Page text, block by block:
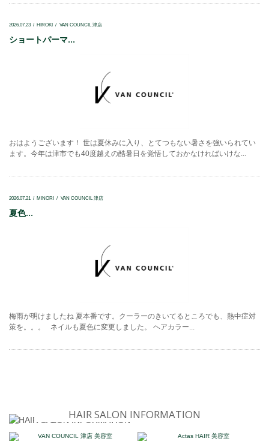
2026.07.23 HIROKI VAN COUNCIL 津店
ショートパーマ...
おはようございます！ 世は夏休みに入り、とてつもない暑さを強いられてい
ます。今年は津市でも40度越えの酷暑日を覚悟しておかなければいけな...
2026.07.21 MINORI VAN COUNCIL 津店
夏色...
梅雨が明けましたね 夏本番です。クーラーのきいてるところでも、熱中症対
策を。。。 ネイルも夏色に変更しました。 ヘアカラー...
HAIR SALON INFORMATION